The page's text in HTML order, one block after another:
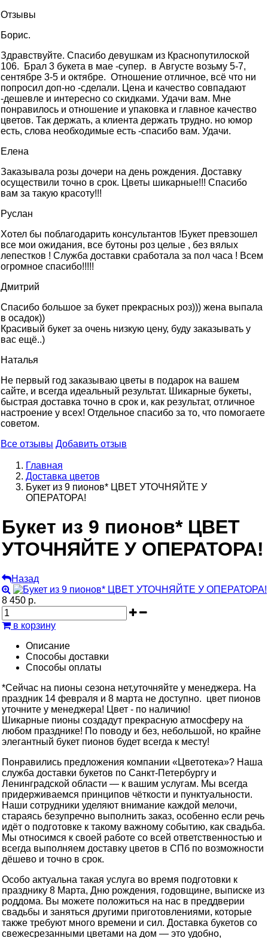
Отзывы
Борис.
Здравствуйте. Cпасибо девушкам из Краснопутилоской
106. Брал 3 букета в мае -супер. в Августе возьму 5-7,
сентябре 3-5 и октябре. Отношение отличное, всё что ни
попросил доп-но -сделали. Цена и качество совпадают
-дешевле и интересно со скидками. Удачи вам. Мне
понравилось и отношение и упаковка и главное качество
цветов. Так держать, а клиента держать трудно. но юмор
есть, слова необходимые есть -спасибо вам. Удачи.
Елена
Заказывала розы дочери на день рождения. Доставку
осуществили точно в срок. Цветы шикарные!!! Спасибо
вам за такую красоту!!!
Руслан
Хотел бы поблагодарить консультантов !Букет превзошел
все мои ожидания, все бутоны роз целые , без вялых
лепестков ! Служба доставки сработала за пол часа ! Всем
огромное спасибо!!!!!
Дмитрий
Спасибо большое за букет прекрасных роз))) жена выпала
в осадок))
Красивый букет за очень низкую цену, буду заказывать у
вас ещё..)
Наталья
Не первый год заказываю цветы в подарок на вашем
сайте, и всегда идеальный результат. Шикарные букеты,
быстрая доставка точно в срок и, как результат, отличное
настроение у всех! Отдельное спасибо за то, что помогаете
советом.
Все отзывы Добавить отзыв
Главная
Доставка цветов
Букет из 9 пионов* ЦВЕТ УТОЧНЯЙТЕ У
ОПЕРАТОРА!
Букет из 9 пионов* ЦВЕТ
УТОЧНЯЙТЕ У ОПЕРАТОРА!
Назад
8 450 р.
в корзину
Описание
Способы доставки
Способы оплаты
*Сейчас на пионы сезона нет,уточняйте у менеджера. На
праздник 14 февраля и 8 марта не доступно. цвет пионов
уточните у менеджера! Цвет - по наличию!
Шикарные пионы создадут прекрасную атмосферу на
любом празднике! По поводу и без, небольшой, но крайне
элегантный букет пионов будет всегда к месту!
Понравились предложения компании «Цветотека»? Наша
служба доставки букетов по Санкт-Петербургу и
Ленинградской области — к вашим услугам. Мы всегда
придерживаемся принципов чёткости и пунктуальности.
Наши сотрудники уделяют внимание каждой мелочи,
стараясь безупречно выполнить заказ, особенно если речь
идёт о подготовке к такому важному событию, как свадьба.
Мы относимся к своей работе со всей ответственностью и
всегда выполняем доставку цветов в СПб по возможности
дёшево и точно в срок.
Особо актуальна такая услуга во время подготовки к
празднику 8 Марта, Дню рождения, годовщине, выписке из
роддома. Вы можете положиться на нас в преддверии
свадьбы и заняться другими приготовлениями, которые
также требуют много времени и сил. Доставка букетов со
свежесрезанными цветами на дом — это удобно,